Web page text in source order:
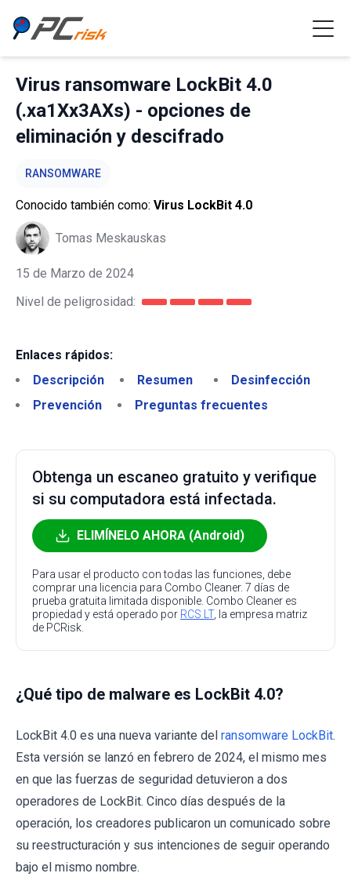
Virus ransomware LockBit 4.0
(.xa1Xx3AXs) - opciones de
eliminación y descifrado
RANSOMWARE
Conocido también como: Virus LockBit 4.0
Tomas Meskauskas
15 de Marzo de 2024
Nivel de peligrosidad:
Enlaces rápidos:
Descripción
Resumen
Desinfección
Prevención
Preguntas frecuentes
Obtenga un escaneo gratuito y verifique
si su computadora está infectada.
ELIMÍNELO AHORA (Android)
Para usar el producto con todas las funciones, debe
comprar una licencia para Combo Cleaner. 7 días de
prueba gratuita limitada disponible. Combo Cleaner es
propiedad y está operado por RCS LT, la empresa matriz
de PCRisk.
¿Qué tipo de malware es LockBit 4.0?
LockBit 4.0 es una nueva variante del ransomware LockBit.
Esta versión se lanzó en febrero de 2024, el mismo mes
en que las fuerzas de seguridad detuvieron a dos
operadores de LockBit. Cinco días después de la
operación, los creadores publicaron un comunicado sobre
su reestructuración y sus intenciones de seguir operando
bajo el mismo nombre.